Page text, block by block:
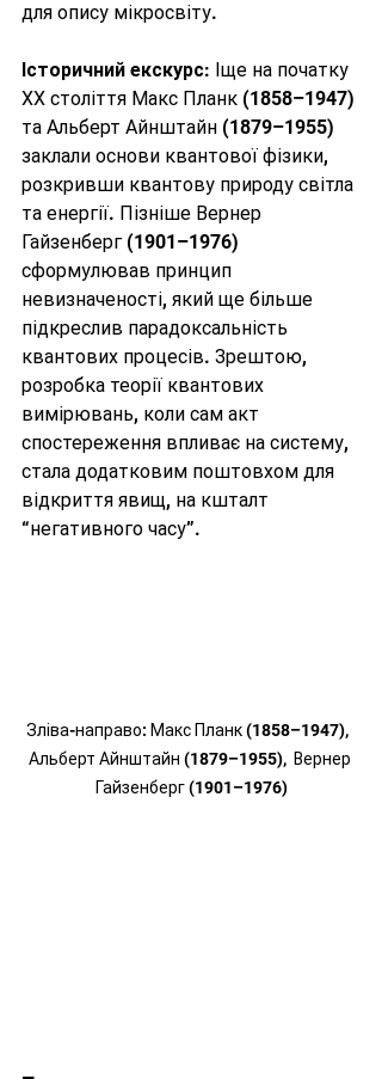
для опису мікросвіту.
Історичний екскурс: Іще на початку
ХХ століття Макс Планк (1858–1947)
та Альберт Айнштайн (1879–1955)
заклали основи квантової фізики,
розкривши квантову природу світла
та енергії. Пізніше Вернер
Гайзенберг (1901–1976)
сформулював принцип
невизначеності, який ще більше
підкреслив парадоксальність
квантових процесів. Зрештою,
розробка теорії квантових
вимірювань, коли сам акт
спостереження впливає на систему,
стала додатковим поштовхом для
відкриття явищ, на кшталт
“негативного часу”.
Зліва-направо: Макс Планк (1858–1947),
Альберт Айнштайн (1879–1955),  Вернер
Гайзенберг (1901–1976)